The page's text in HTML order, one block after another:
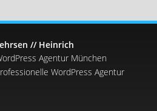
// Heinrich
Agentur München
WordPress Agentur